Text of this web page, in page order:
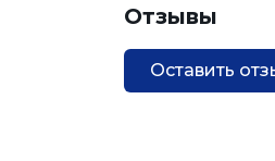
Отзывы
Оставить